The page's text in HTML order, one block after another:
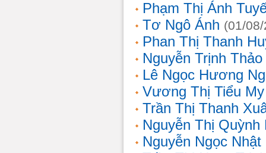
Phạm Thị Ánh
Tơ Ngô Ánh (01/
Phan Thị Thanh
Nguyễn Trịnh
Lê Ngọc Hương
Vương Thị Tiểu My
Trần Thị Thanh
Nguyễn Thị Quỳnh
Nguyễn Ngọc Nhật